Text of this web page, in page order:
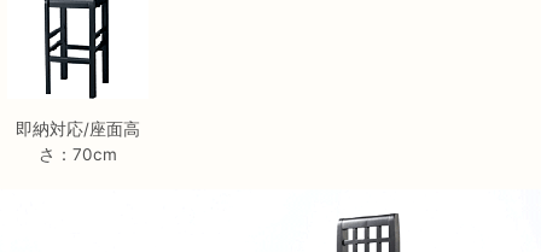
即納対応/座面高
さ：70cm